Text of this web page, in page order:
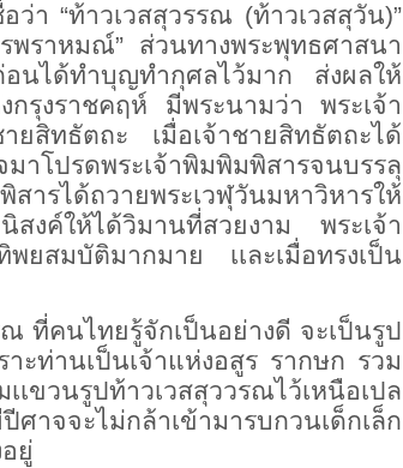
า “ท้าวเวสสุวรรณ (ท้าวเวสสุวัน)”
พราหมณ์” ส่วนทางพระพุทธศาสนา
นได้ทำบุญทำกุศลไว้มาก ส่งผลให้
กรุงราชคฤห์ มีพระนามว่า พระเจ้า
ยสิทธัตถะ เมื่อเจ้าชายสิทธัตถะได้
มาโปรดพระเจ้าพิมพิมพิสารจนบรรลุ
ถวายพระเวฬุวันมหาวิหารให้
สงค์ให้ได้วิมานที่สวยงาม พระเจ้า
สมบัติมากมาย เเละเมื่อทรงเป็น
ที่คนไทยรู้จักเป็นอย่างดี จะเป็นรูป
าะท่านเป็นเจ้าแห่งอสูร รากษก รวม
ขวนรูปท้าวเวสสุววรณไว้เหนือเปล
จจะไม่กล้าเข้ามารบกวนเด็กเล็ก
ยู่